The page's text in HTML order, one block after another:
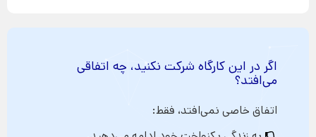
اگر در این کارگاه شرکت نکنید، چه اتفاقی
می‌افتد؟
اتفاق خاصی نمی‌افتد، فقط: